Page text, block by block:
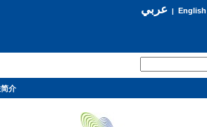
عربي| English
介